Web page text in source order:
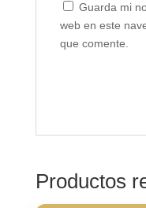
Guarda mi
web en este
que comente.
Productos